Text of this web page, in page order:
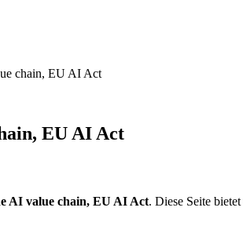
chain, EU AI Act
EU AI Act
AI value chain, EU AI Act. Diese Seite bietet